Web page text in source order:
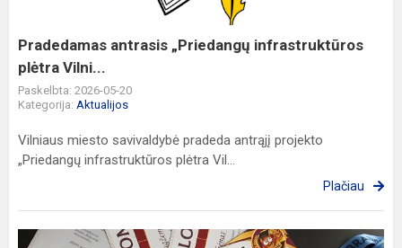
Pradedamas antrasis „Priedangų infrastruktūros
plėtra Vilni...
Paskelbta: 2026-05-20
Kategorija: Aktualijos
Vilniaus miesto savivaldybė pradeda antrąjį projekto
„Priedangų infrastruktūros plėtra Vil...
Plačiau
„Brain